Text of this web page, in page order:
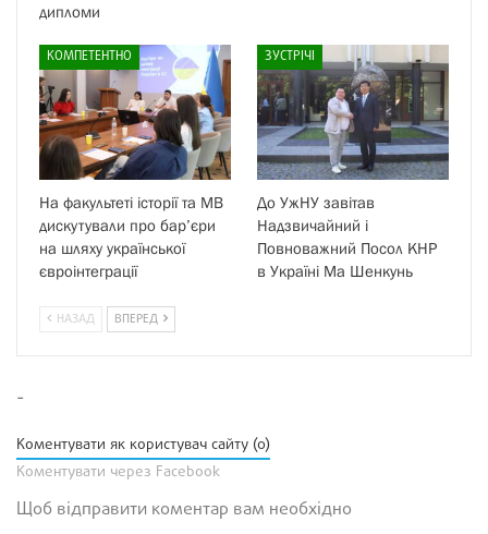
дипломи
КОМПЕТЕНТНО
На факультеті історії та МВ
дискутували про бар’єри
на шляху української
євроінтеграції
ЗУСТРІЧІ
До УжНУ завітав
Надзвичайний і
Повноважний Посол КНР
в Україні Ма Шенкунь
НАЗАД ВПЕРЕД
-
Коментувати як користувач сайту (0)
Коментувати через Facebook
Щоб відправити коментар вам необхідно